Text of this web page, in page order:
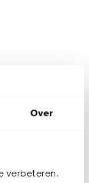
Over
verbeteren.